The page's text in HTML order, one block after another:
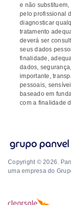
e não
pelo profissional
diagnosticar
tratamento
deverá ser
seus dados
finalidade,
dados,
importante,
pessoais,
baseado em
com a finalidade
Copyright © 2026.
uma empresa do